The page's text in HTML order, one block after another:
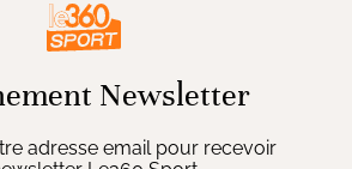
Newsletter
adresse email pour recevoir